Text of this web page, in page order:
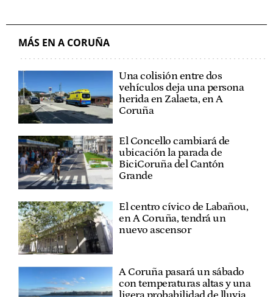
MÁS EN A CORUÑA
Una colisión entre dos
vehículos deja una persona
herida en Zalaeta, en A
Coruña
El Concello cambiará de
ubicación la parada de
BiciCoruña del Cantón
Grande
El centro cívico de Labañou,
en A Coruña, tendrá un
nuevo ascensor
A Coruña pasará un sábado
con temperaturas altas y una